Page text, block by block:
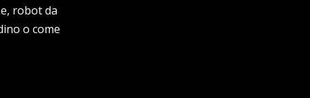
robot da
o come